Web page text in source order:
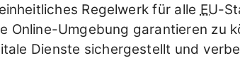
Regelwerk für alle EU-
Online-Umgebung garantieren zu
Dienste sichergestellt und